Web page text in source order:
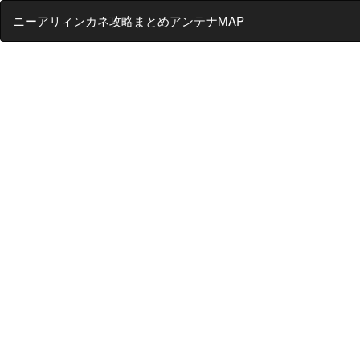
ニーアリィンカネ攻略まとめアンテナMAP